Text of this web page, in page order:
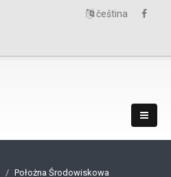
čeština
Położna Środowiskowa